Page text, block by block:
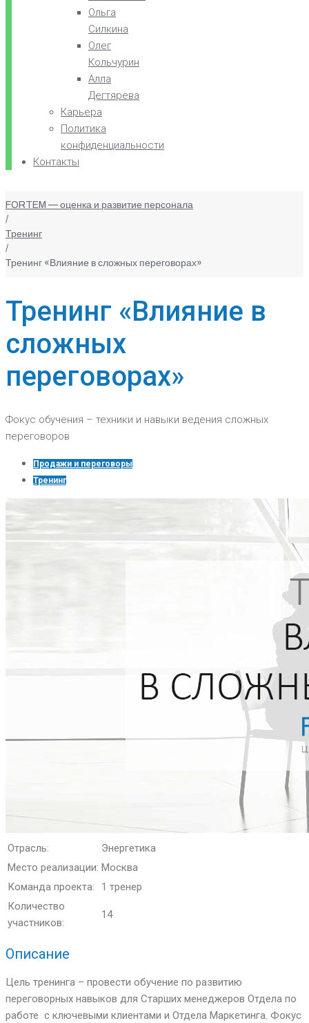
Ольга
Силкина
Олег
Кольчурин
Алла
Дегтярева
Карьера
Политика
конфиденциальности
Контакты
FORTEM — оценка и развитие персонала
/
Тренинг
/
Тренинг «Влияние в сложных переговорах»
Тренинг «Влияние в
сложных
переговорах»
Фокус обучения – техники и навыки ведения сложных
переговоров
Продажи и переговоры
Тренинг
Отрасль:
Энергетика
Место реализации: Москва
Команда проекта:
1 тренер
Количество
участников:
14
Описание
Цель тренинга – провести обучение по развитию
переговорных навыков для Старших менеджеров Отдела по
работе с ключевыми клиентами и Отдела Маркетинга. Фокус